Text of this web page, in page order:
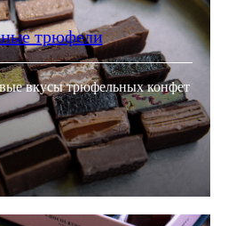
трюфели
вкусы трюфельных конфет